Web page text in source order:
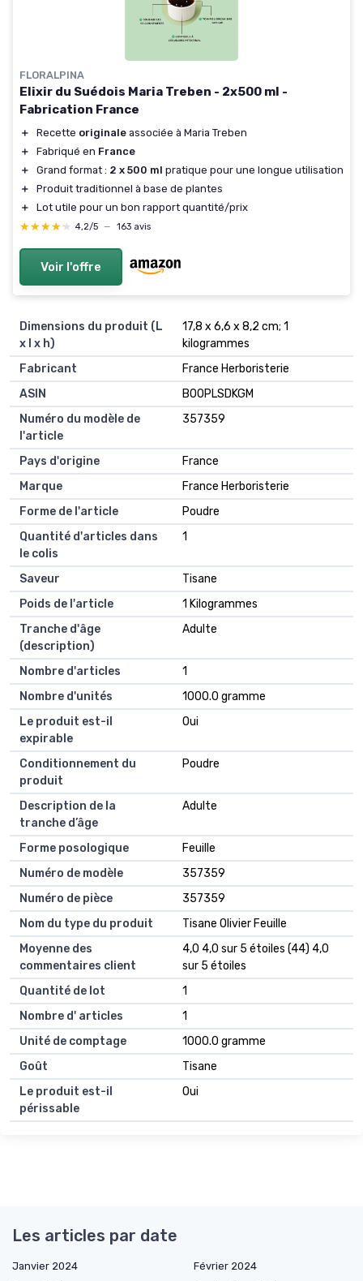
FLORALPINA
Elixir du Suédois Maria Treben - 2x500 ml -
Fabrication France
＋ Recette originale associée à Maria Treben
＋
Fabriqué en France
＋
Grand format : 2 x 500 ml pratique pour une longue utilisation
＋
Produit traditionnel à base de plantes
＋
Lot utile pour un bon rapport quantité/prix
★★★★★
★★★★★ 4,2/5 — 163 avis
Voir l'offre
Dimensions du produit (L
x l x h)
17,8 x 6,6 x 8,2 cm; 1
kilogrammes
Fabricant
France Herboristerie
ASIN
B00PLSDKGM
Numéro du modèle de
l'article
357359
Pays d'origine
France
Marque
France Herboristerie
Forme de l'article
Poudre
Quantité d'articles dans
le colis
1
Saveur
Tisane
Poids de l'article
1 Kilogrammes
Tranche d'âge
(description)
Adulte
Nombre d'articles
1
Nombre d'unités
1000.0 gramme
Le produit est-il
expirable
Oui
Conditionnement du
produit
Poudre
Description de la
tranche d’âge
Adulte
Forme posologique
Feuille
Numéro de modèle
357359
Numéro de pièce
357359
Nom du type du produit
Tisane Olivier Feuille
Moyenne des
commentaires client
4,0 4,0 sur 5 étoiles (44) 4,0
sur 5 étoiles
Quantité de lot
1
Nombre d' articles
1
Unité de comptage
1000.0 gramme
Goût
Tisane
Le produit est-il
périssable
Oui
Les articles par date
Janvier 2024
Février 2024